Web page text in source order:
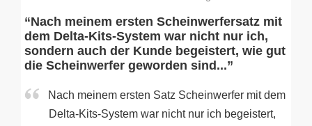
“Nach meinem ersten Scheinwerfersatz mit
dem Delta-Kits-System war nicht nur ich,
sondern auch der Kunde begeistert, wie gut
die Scheinwerfer geworden sind...”
Nach meinem ersten Satz Scheinwerfer mit dem
Delta-Kits-System war nicht nur ich begeistert,